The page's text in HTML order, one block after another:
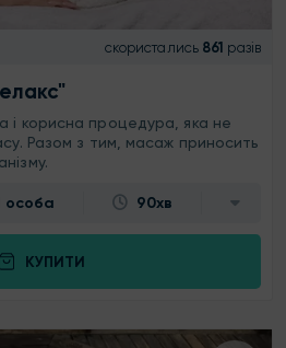
скористались 861 разів
і корисна процедура, яка не
Разом з тим, масаж приносить
особа 90хв
КУПИТИ